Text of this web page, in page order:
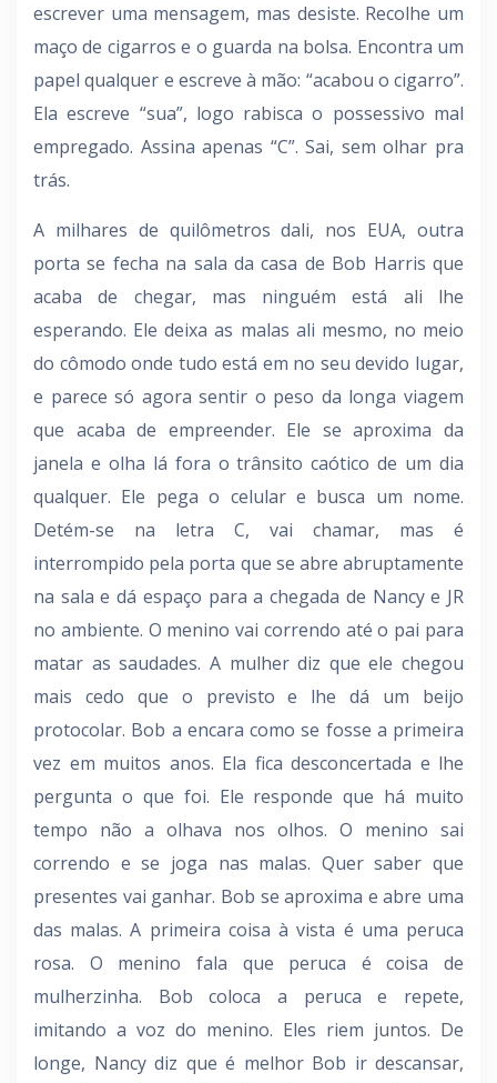
escrever uma mensagem, mas desiste. Recolhe um
maço de cigarros e o guarda na bolsa. Encontra um
papel qualquer e escreve à mão: “acabou o cigarro”.
Ela escreve “sua”, logo rabisca o possessivo mal
empregado. Assina apenas “C”. Sai, sem olhar pra
trás.
A milhares de quilômetros dali, nos EUA, outra
porta se fecha na sala da casa de Bob Harris que
acaba de chegar, mas ninguém está ali lhe
esperando. Ele deixa as malas ali mesmo, no meio
do cômodo onde tudo está em no seu devido lugar,
e parece só agora sentir o peso da longa viagem
que acaba de empreender. Ele se aproxima da
janela e olha lá fora o trânsito caótico de um dia
qualquer. Ele pega o celular e busca um nome.
Detém-se na letra C, vai chamar, mas é
interrompido pela porta que se abre abruptamente
na sala e dá espaço para a chegada de Nancy e JR
no ambiente. O menino vai correndo até o pai para
matar as saudades. A mulher diz que ele chegou
mais cedo que o previsto e lhe dá um beijo
protocolar. Bob a encara como se fosse a primeira
vez em muitos anos. Ela fica desconcertada e lhe
pergunta o que foi. Ele responde que há muito
tempo não a olhava nos olhos. O menino sai
correndo e se joga nas malas. Quer saber que
presentes vai ganhar. Bob se aproxima e abre uma
das malas. A primeira coisa à vista é uma peruca
rosa. O menino fala que peruca é coisa de
mulherzinha. Bob coloca a peruca e repete,
imitando a voz do menino. Eles riem juntos. De
longe, Nancy diz que é melhor Bob ir descansar,